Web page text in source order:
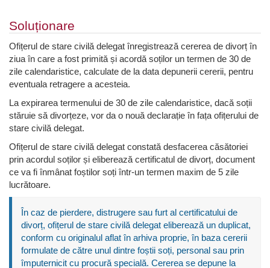
Soluționare
Ofițerul de stare civilă delegat înregistrează cererea de divorț în
ziua în care a fost primită și acordă soților un termen de 30 de
zile calendaristice, calculate de la data depunerii cererii, pentru
eventuala retragere a acesteia.
La expirarea termenului de 30 de zile calendaristice, dacă soții
stăruie să divorțeze, vor da o nouă declarație în fața ofițerului de
stare civilă delegat.
Ofițerul de stare civilă delegat constată desfacerea căsătoriei
prin acordul soților și eliberează certificatul de divorț, document
ce va fi înmânat foștilor soți într-un termen maxim de 5 zile
lucrătoare.
În caz de pierdere, distrugere sau furt al certificatului de
divorț, ofițerul de stare civilă delegat eliberează un duplicat,
conform cu originalul aflat în arhiva proprie, în baza cererii
formulate de către unul dintre foștii soți, personal sau prin
împuternicit cu procură specială. Cererea se depune la